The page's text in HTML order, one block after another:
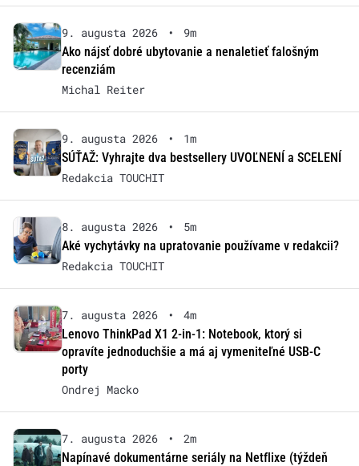
9. augusta 2026 •
9m
Ako nájsť dobré ubytovanie a nenaletieť falošným
recenziám
Michal Reiter
9. augusta 2026 •
1m
SÚŤAŽ: Vyhrajte dva bestsellery UVOĽNENÍ a SCELENÍ
Redakcia TOUCHIT
8. augusta 2026 •
5m
Aké vychytávky na upratovanie používame v redakcii?
Redakcia TOUCHIT
7. augusta 2026 •
4m
Lenovo ThinkPad X1 2-in-1: Notebook, ktorý si
opravíte jednoduchšie a má aj vymeniteľné USB-C
porty
Ondrej Macko
7. augusta 2026 •
2m
Napínavé dokumentárne seriály na Netflixe (týždeň